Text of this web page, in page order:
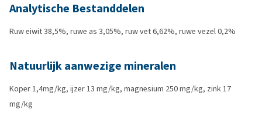
Analytische Bestanddelen
Ruw eiwit 38,5%, ruwe as 3,05%, ruw vet 6,62%, ruwe vezel 0,2%
Natuurlijk aanwezige mineralen
Koper 1,4mg/kg, ijzer 13 mg/kg, magnesium 250 mg/kg, zink 17
mg/kg